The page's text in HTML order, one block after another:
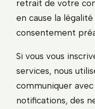
retrait de votre
en cause la
consentement
Si vous vous
services, nous
communiquer
notifications, des